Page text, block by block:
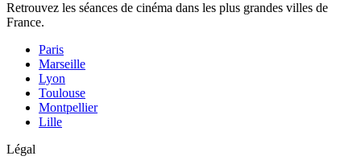
Retrouvez les séances de cinéma dans les plus grandes villes de
France.
Paris
Marseille
Lyon
Toulouse
Montpellier
Lille
Légal